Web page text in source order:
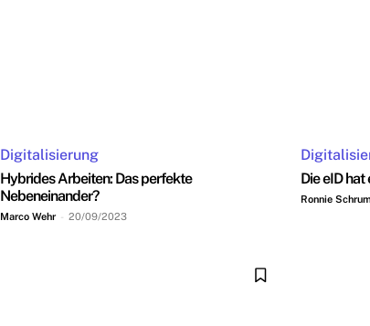
Digitalisierung
Hybrides Arbeiten: Das perfekte
Nebeneinander?
Marco Wehr - 20/09/2023
Die eID
Ronnie